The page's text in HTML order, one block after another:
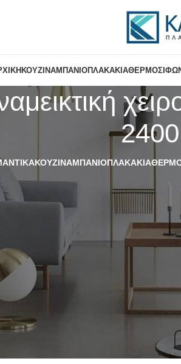
ΚΟΥΖΊΝΑΜΠΆΝΙΟΠΛΑΚΆΚΙΑ
2400
ΚΟΥΖΊΝΑΜΠΆΝΙΟΠΛΑΚΆΚΙΑ
ή Α.Μ.Ε.Α Gloria 23-2400”